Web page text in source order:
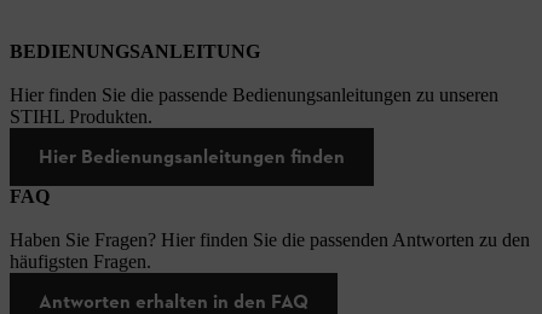
BEDIENUNGSANLEITUNG
Hier finden Sie die passende Bedienungsanleitungen zu unseren
STIHL Produkten.
Hier Bedienungsanleitungen finden
FAQ
Haben Sie Fragen? Hier finden Sie die passenden Antworten zu den
häufigsten Fragen.
Antworten erhalten in den FAQ